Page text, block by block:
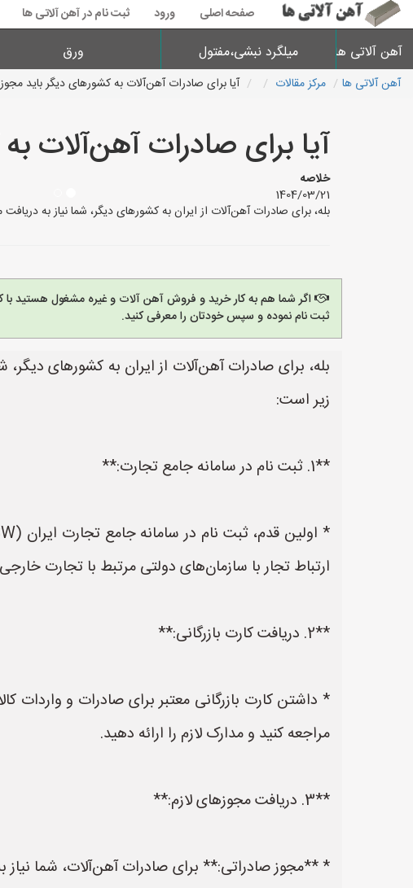
صفحه اصلی ورود ثبت نام در آهن آلاتی ها
آهن آلاتی ها میلگرد نبشی،مفتول ورق
آهن آلاتی ها مرکز مقالات آیا برای صادرات آهن‌آلات به کشورهای دیگر باید
آیا برای صادرات آهن‌آلات
خلاصه
1404/03/21
بله، برای صادرات آهن‌آلات از ایران به کشورهای دیگر، شما نیاز به دریافت
اگر شما هم به کار خرید و فروش آهن آلات و غیره مشغول هستید
ثبت نام نموده و سپس خودتان را معرفی کنید.
بله، برای صادرات آهن‌آلات از ایران به کشورهای
زیر است:
**1. ثبت نام در سامانه جامع تجارت:**
ارتباط تجار با سازمان‌های دولتی مرتبط با تجارت
**2. دریافت کارت بازرگانی:**
* داشتن کارت بازرگانی معتبر برای صادرات و واردات
مراجعه کنید و مدارک لازم را ارائه دهید.
**3. دریافت مجوزهای لازم:**
* **مجوز صادراتی:** برای صادرات آهن‌آلات، شما نیاز